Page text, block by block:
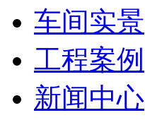
车间实景
工程案例
新闻中心